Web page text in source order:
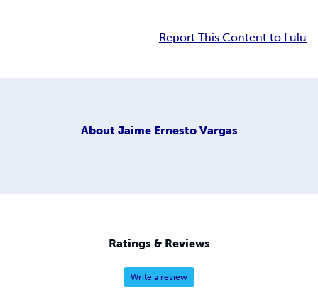
Report This Content to Lulu
About Jaime Ernesto Vargas
Ratings & Reviews
Write a review